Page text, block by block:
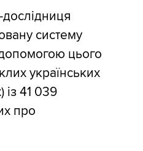
систему
цього
українських
із 41 039
про